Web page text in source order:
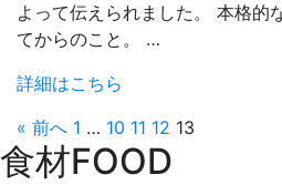
よって伝えられました。 本格的
てからのこと。 …
詳細はこちら
« 前へ 1 … 10 11 12 13
食材FOOD